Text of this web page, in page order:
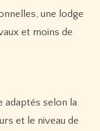
une lodge
et moins de
adaptés selon la
et le niveau de